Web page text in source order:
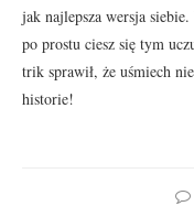
jak najlepsza wersja
po prostu ciesz się tym
trik sprawił, że uśmiech
historie!